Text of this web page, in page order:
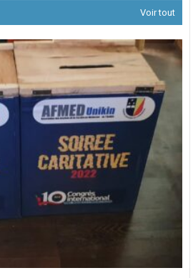
Révision
Textes
Statutaires
de
l’AFMED
en
sigle
COMREV.
Voir tout